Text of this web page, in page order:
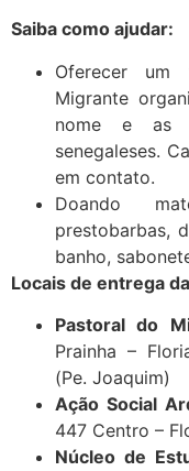
Saiba como ajudar:
Oferecer
Migrante
nome e as
senegaleses.
em contato.
Doando
prestobarbas,
banho,
Locais de entrega
Pastoral do
Prainha –
(Pe. Joaquim)
Ação Social
447 Centro –
Núcleo de